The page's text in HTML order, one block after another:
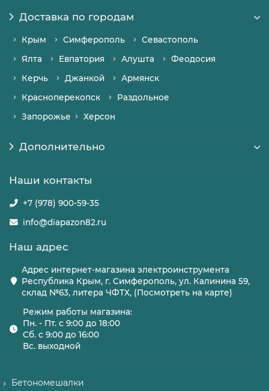
Доставка по городам
Крым Симферополь
Севастополь
Ялта
Евпатория Алушта
Феодосия
Керчь
Джанкой
Армянск
Красноперекопск
Раздольное
Запорожье
Херсон
Дополнительно
Наши контакты
+7 (978) 900-59-35
info@diapazon82.ru
Наш адрес
Адрес интернет-магазина электроинструмента
Республика Крым, г. Симферополь, ул. Калинина 59,
склад №63, литера ЧФТХ, (Посмотреть на карте)
Режим работы магазина:
Пн. - Пт. с 9:00 до 18:00
Сб. с 9:00 до 16:00
Вс. выходной
Бетономешалки